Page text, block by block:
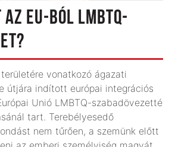
AZ EU-BÓL LMBTQ-
vonatkozó ágazati
útjára indított európai integrációs
Unió LMBTQ-szabadövezetté
tart. Terebélyesedő
nem tűrően, a szemünk előtt